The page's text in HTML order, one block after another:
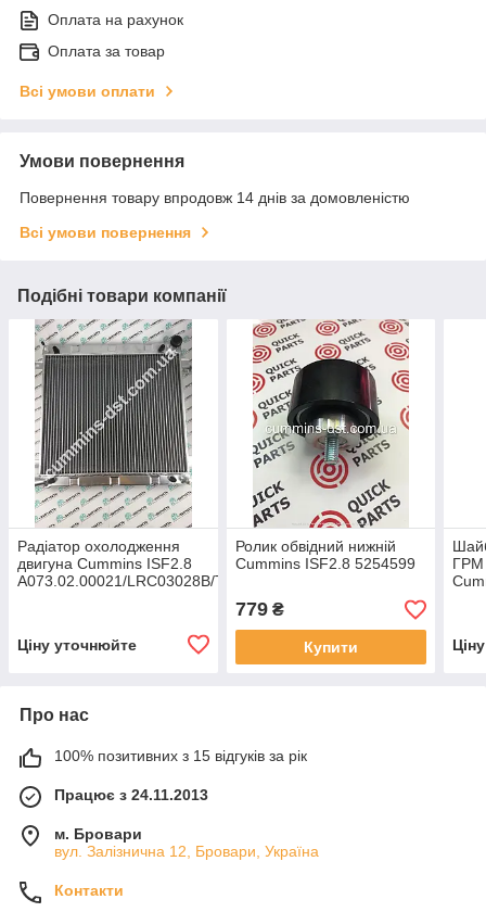
Оплата на рахунок
Оплата за товар
Всі умови оплати
Умови повернення
Повернення товару впродовж 14 днів за домовленістю
Всі умови повернення
Подібні товари компанії
Радіатор охолодження
двигуна Cummins ISF2.8
A073.02.00021/LRC03028B/TPM073.1301010
Ціну уточнюйте
Ролик обвідний нижній
Cummins ISF2.8 5254599
779₴
Купити
ГРМ
Про нас
100% позитивних з 15 відгуків за рік
Працює з 24.11.2013
м. Бровари
вул. Залізнична 12, Бровари, Україна
Контакти